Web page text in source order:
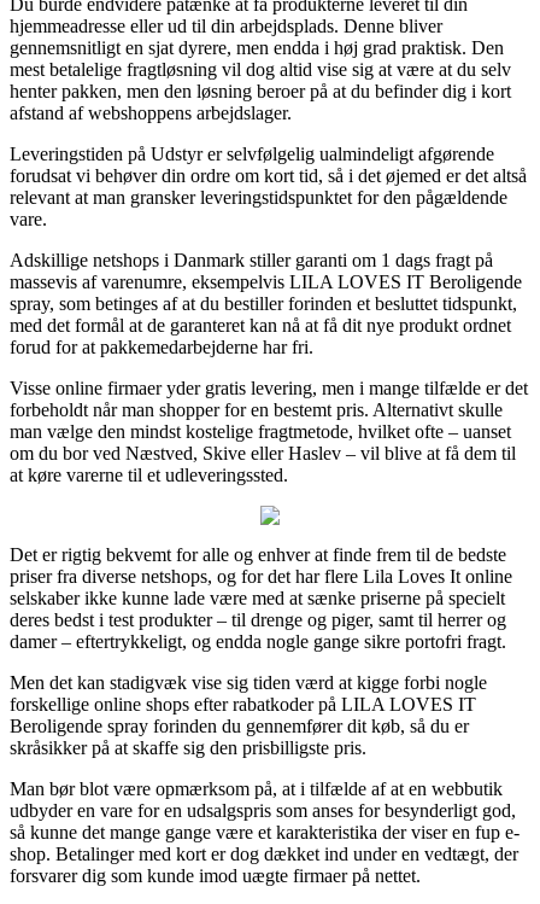
hjemmeadresse eller ud til din arbejdsplads. Denne bliver
gennemsnitligt en sjat dyrere, men endda i høj grad praktisk. Den
mest betalelige fragtløsning vil dog altid vise sig at være at du selv
henter pakken, men den løsning beroer på at du befinder dig i kort
afstand af webshoppens arbejdslager.
Leveringstiden på Udstyr er selvfølgelig ualmindeligt afgørende
forudsat vi behøver din ordre om kort tid, så i det øjemed er det altså
relevant at man gransker leveringstidspunktet for den pågældende
vare.
Adskillige netshops i Danmark stiller garanti om 1 dags fragt på
massevis af varenumre, eksempelvis LILA LOVES IT Beroligende
spray, som betinges af at du bestiller forinden et besluttet tidspunkt,
med det formål at de garanteret kan nå at få dit nye produkt ordnet
forud for at pakkemedarbejderne har fri.
Visse online firmaer yder gratis levering, men i mange tilfælde er det
forbeholdt når man shopper for en bestemt pris. Alternativt skulle
man vælge den mindst kostelige fragtmetode, hvilket ofte – uanset
om du bor ved Næstved, Skive eller Haslev – vil blive at få dem til
at køre varerne til et udleveringssted.
Det er rigtig bekvemt for alle og enhver at finde frem til de bedste
priser fra diverse netshops, og for det har flere Lila Loves It online
selskaber ikke kunne lade være med at sænke priserne på specielt
deres bedst i test produkter – til drenge og piger, samt til herrer og
damer – eftertrykkeligt, og endda nogle gange sikre portofri fragt.
Men det kan stadigvæk vise sig tiden værd at kigge forbi nogle
forskellige online shops efter rabatkoder på LILA LOVES IT
Beroligende spray forinden du gennemfører dit køb, så du er
skråsikker på at skaffe sig den prisbilligste pris.
Man bør blot være opmærksom på, at i tilfælde af at en webbutik
udbyder en vare for en udsalgspris som anses for besynderligt god,
så kunne det mange gange være et karakteristika der viser en fup e-
shop. Betalinger med kort er dog dækket ind under en vedtægt, der
forsvarer dig som kunde imod uægte firmaer på nettet.